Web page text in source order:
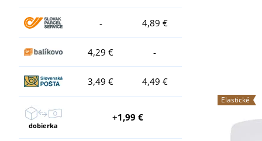
- 4,89 €
4,29 € -
3,49 € 4,49 €
dobierka
+1,99 €
Elastické